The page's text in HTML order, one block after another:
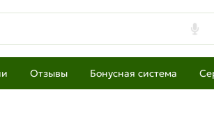
Отзывы Бонусная система